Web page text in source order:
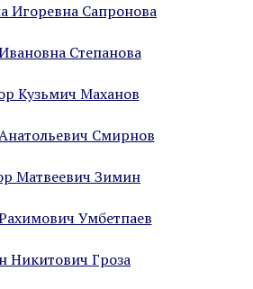
Игоревна Сапронова
Степанова
Кузьмич Маханов
Смирнов
Матвеевич Зимин
Умбетпаев
Никитович Гроза